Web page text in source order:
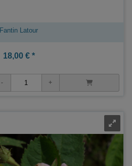
Fantin Latour
18,00 € *